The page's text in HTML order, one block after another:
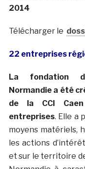
2014
Télécharger le
22 entreprises
La fondation
Normandie a été
de la CCI
entreprises. Elle a
moyens matériels,
les actions
et sur le territoire